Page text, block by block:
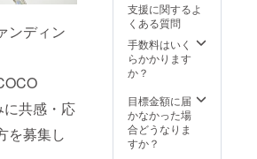
ンディン
共感・応
を募集し
での精
算が必
要にな
りま
ポンの
併用は
できま
せん。
・カ
ザイン
や持ち
込みデ
ザイ
支援に関するよ
くある質問
手数料はいく
らかかります
か？
目標金額に届
かなかった場
合どうなりま
すか？